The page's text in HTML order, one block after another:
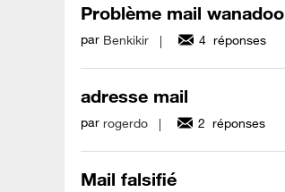
Problème mail wanadoo
par Benkikir 4 réponses
adresse mail
par rogerdo 2 réponses
Mail falsifié